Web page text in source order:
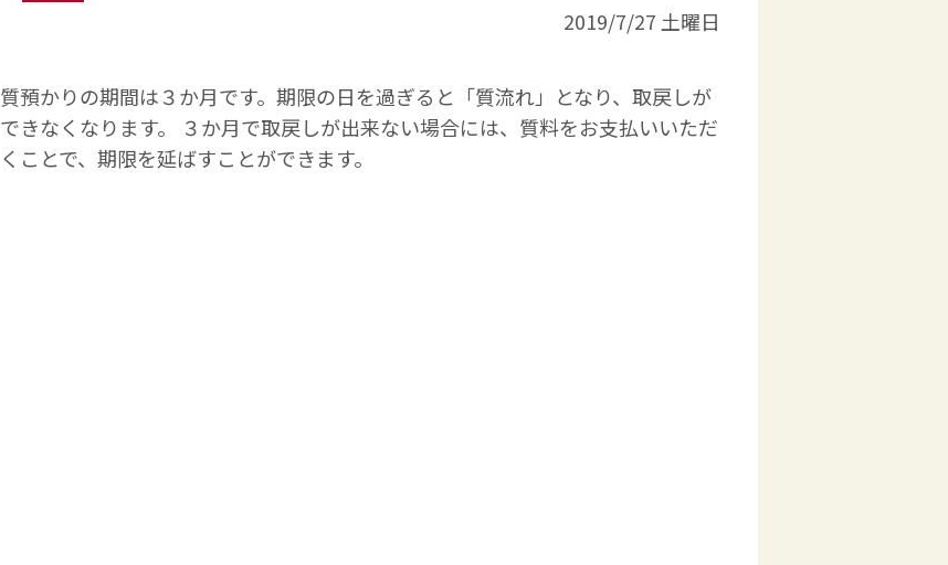
2019/7/27 土曜日
質預かりの期間は３か月です。期限の日を過ぎると「質流れ」となり、取戻しが
できなくなります。 ３か月で取戻しが出来ない場合には、質料をお支払いいただ
くことで、期限を延ばすことができます。